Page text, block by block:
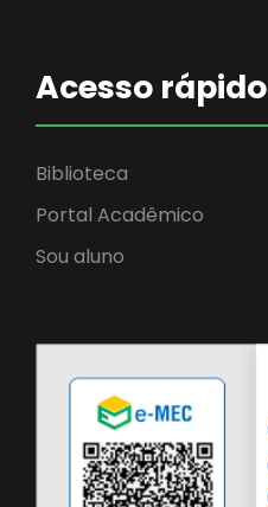
Acesso rápido
Biblioteca
Portal Acadêmico
Sou aluno